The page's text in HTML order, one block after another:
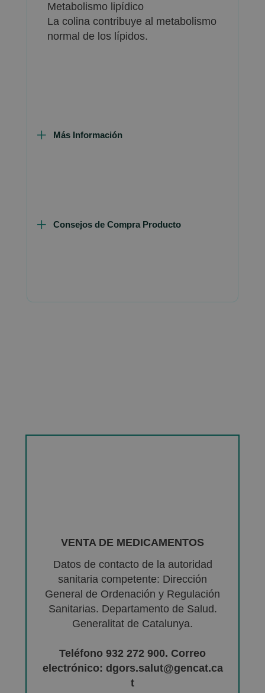
Metabolismo lipídico
La colina contribuye al metabolismo
normal de los lípidos.
Más Información
Consejos de Compra Producto
VENTA DE MEDICAMENTOS
Datos de contacto de la autoridad
sanitaria competente: Dirección
General de Ordenación y Regulación
Sanitarias. Departamento de Salud.
Generalitat de Catalunya.
Teléfono 932 272 900. Correo
electrónico: dgors.salut@gencat.ca
t